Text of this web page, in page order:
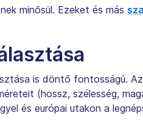
minősül. Ezeket és más
is döntő fontosságú.
(hossz, szélesség,
és európai utakon a